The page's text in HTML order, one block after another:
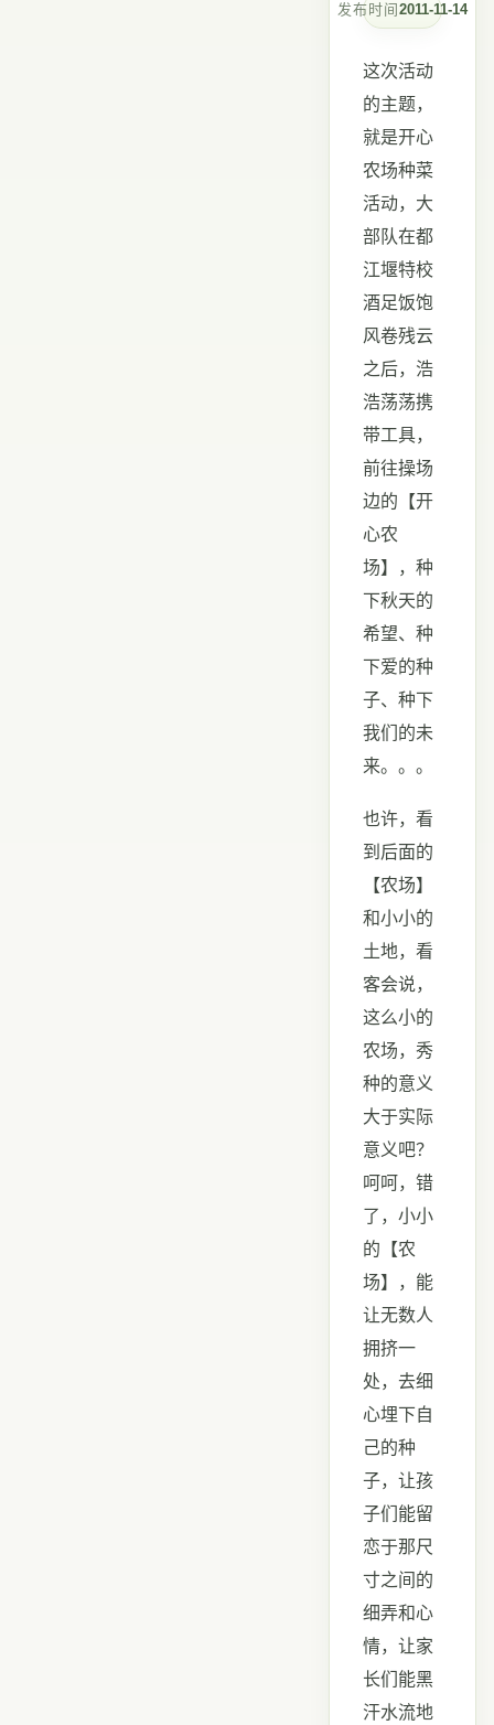
发布时间2011-11-14
这次活动
的主题，
就是开心
农场种菜
活动，大
部队在都
江堰特校
酒足饭饱
风卷残云
之后，浩
浩荡荡携
带工具，
前往操场
边的【开
心农
场】，种
下秋天的
希望、种
下爱的种
子、种下
我们的未
来。。。
也许，看
到后面的
【农场】
和小小的
土地，看
客会说，
这么小的
农场，秀
种的意义
大于实际
意义吧？
呵呵，错
了，小小
的【农
场】，能
让无数人
拥挤一
处，去细
心埋下自
己的种
子，让孩
子们能留
恋于那尺
寸之间的
细弄和心
情，让家
长们能黑
汗水流地